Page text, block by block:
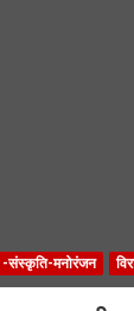
संस्कृति-मनोरंजन